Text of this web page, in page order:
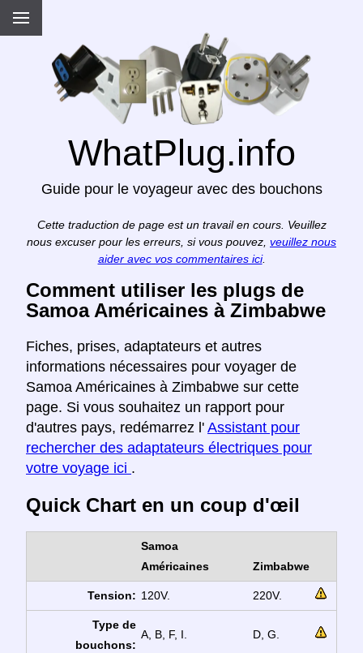
WhatPlug.info
Guide pour le voyageur avec des bouchons
Cette traduction de page est un travail en cours. Veuillez
nous excuser pour les erreurs, si vous pouvez, veuillez nous
aider avec vos commentaires ici.
Comment utiliser les plugs de
Samoa Américaines à Zimbabwe
Fiches, prises, adaptateurs et autres
informations nécessaires pour voyager de
Samoa Américaines à Zimbabwe sur cette
page. Si vous souhaitez un rapport pour
d'autres pays, redémarrez l' Assistant pour
rechercher des adaptateurs électriques pour
votre voyage ici .
Quick Chart en un coup d'œil
Samoa
Américaines
Zimbabwe
Tension: 120V. 220V.
Type de
bouchons:
A, B, F, I. D, G.